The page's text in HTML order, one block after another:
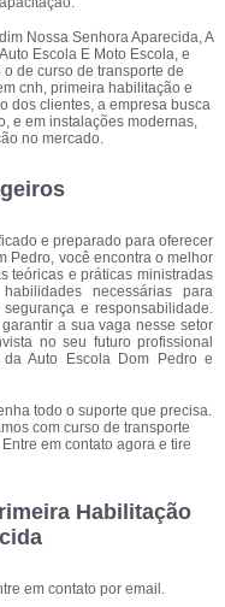
Nossa Senhora Aparecida, A
Escola E Moto Escola, e
de curso de transporte de
cnh, primeira habilitação e
dos clientes, a empresa busca
e em instalações modernas,
no mercado.
e preparado para oferecer
Pedro, você encontra o melhor
teóricas e práticas ministradas
necessárias para
e responsabilidade.
a sua vaga nesse setor
no seu futuro profissional
Auto Escola Dom Pedro e
todo o suporte que precisa.
com curso de transporte
em contato agora e tire
Habilitação
em contato por email.